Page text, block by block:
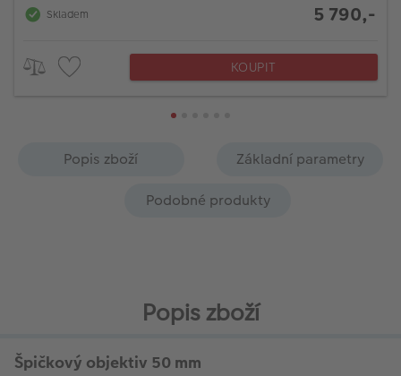
Skladem
5 790,-
KOUPIT
Popis zboží
Základní parametry
Podobné produkty
Popis zboží
Špičkový objektiv 50 mm